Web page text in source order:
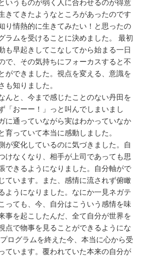
いうものが弱く人に合わせるのが得意
きてきたようなところがあったのです
り情熱的に生きてみたい！と思ったの
ラムを受けることに決めました。 最初
も早起きしてこなしてから始まる一日
で、その気持ちにフォーカスすると不
ができました。視点を変える、意識を
も知りました。
んと、今まで感じたことのない丹田を
「おーー！」っと叫んでしまいまし
に通っていながら実はわかっていなか
育っていて本当に感動しました。
が変化しているのに気づきました。自
けなくなり、相手が上司であっても思
できるようになりました。自分軸がで
ています。また、感情に流されず俯瞰
ようになりました。なにか一見ネガテ
っても、今、自分はこういう感情を味
事を起こしたんだ、全て自分が世界を
点で物事を見ることができるようにな
ログラムを終えた今、本当に心から受
ています。覆われていた本来の自分が